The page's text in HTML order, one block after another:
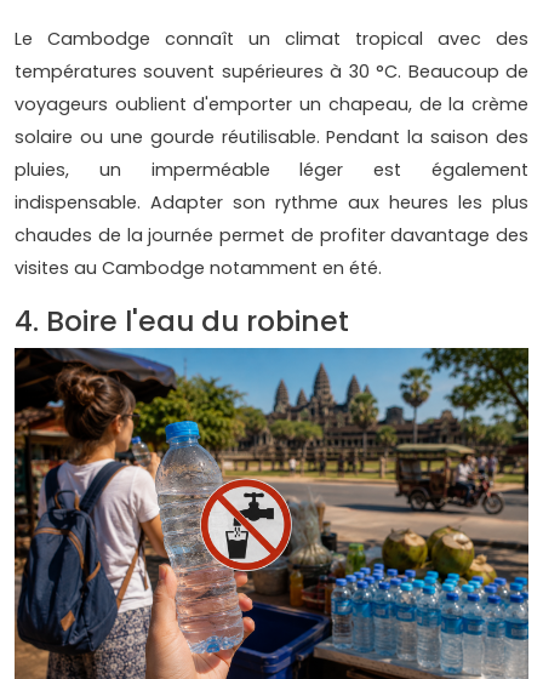
Le Cambodge connaît un climat tropical avec des
températures souvent supérieures à 30 °C. Beaucoup de
voyageurs oublient d'emporter un chapeau, de la crème
solaire ou une gourde réutilisable. Pendant la saison des
pluies, un imperméable léger est également
indispensable. Adapter son rythme aux heures les plus
chaudes de la journée permet de profiter davantage des
visites au Cambodge notamment en été.
4. Boire l'eau du robinet